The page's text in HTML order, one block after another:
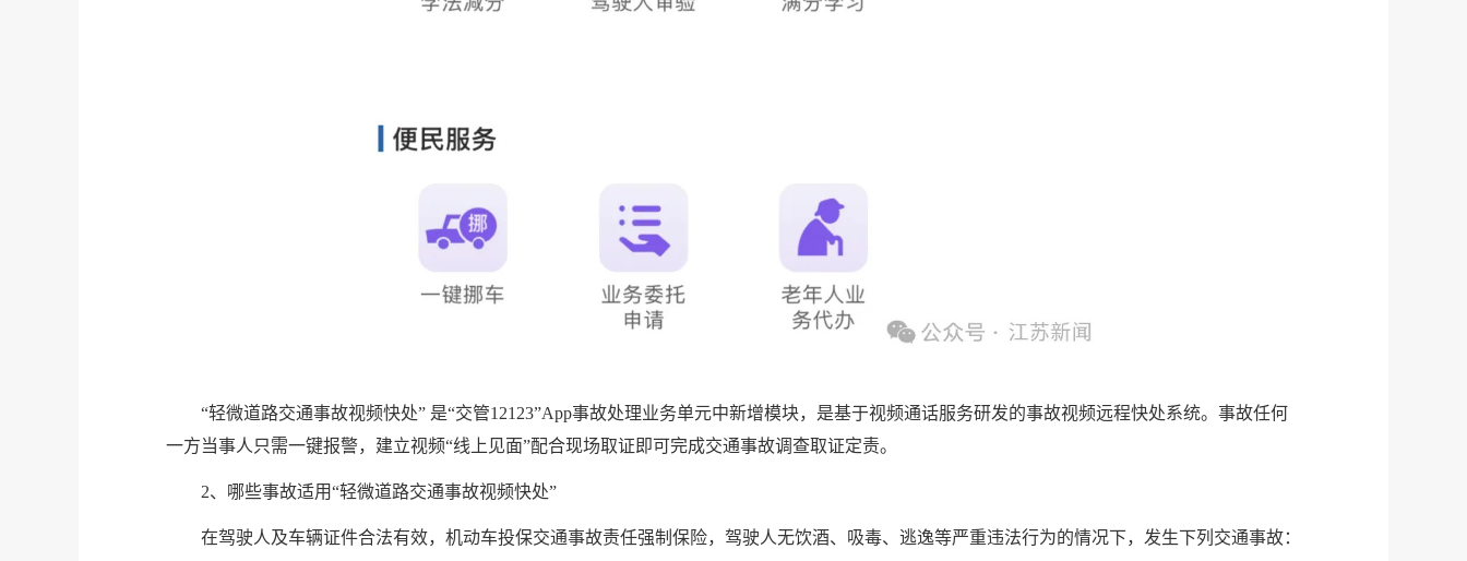
“轻微道路交通事故视频快处” 是“交管12123”App事故处理业务单元中新增模块，是基于视频通话服务研发的事故视频远程快处系统。事故任何
一方当事人只需一键报警，建立视频“线上见面”配合现场取证即可完成交通事故调查取证定责。
2、哪些事故适用“轻微道路交通事故视频快处”
在驾驶人及车辆证件合法有效，机动车投保交通事故责任强制保险，驾驶人无饮酒、吸毒、逃逸等严重违法行为的情况下，发生下列交通事故：